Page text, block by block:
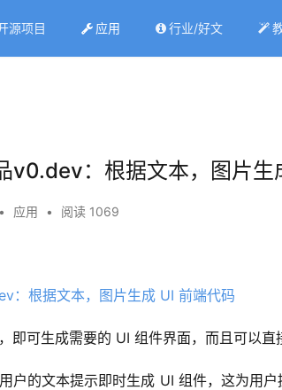
源项目 应用 行业/好文
v0.dev：根据文本，图片生
• 应用 • 阅读 1069
即可生成需要的 UI 组件界面，而且可以直
户的文本提示即时生成 UI 组件，这为用